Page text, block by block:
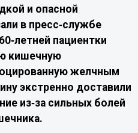
и опасной
в пресс‑службе
пациентки
кишечную
желчным
экстренно доставили
из‑за сильных болей